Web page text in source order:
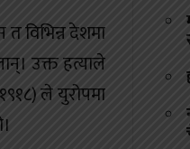
त विभिन्न देशमा
उक्त हत्याले
ले युरोपमा